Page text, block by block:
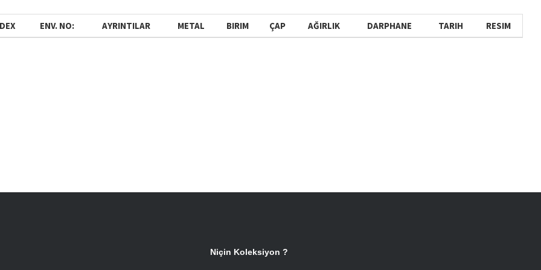
ENV. NO: AYRINTILAR METAL BIRIM ÇAP AĞIRLIK DARPHANE TARIH RESIM
Niçin Koleksiyon ?